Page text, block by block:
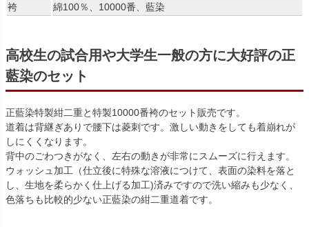
袴
綿100％、10000番、藍染
高校生の試合用や大学生一般の方に大好評の正
藍染のセット
正藍染特製紺二重と特製10000番袴のセット販売です。
道着は背継ぎありで腰下は菱刺です。激しい動きをしても着崩れが
しにくくなります。
背中のごわつきがなく、左右の動きが非常にスムーズに行えます。
ウォッシュ加工（仕立後に特殊な溶液につけて、表面の染料を落と
し、生地を柔らかく仕上げる加工)済みですので洗い縮みも少なく、
色落ちも比較的少ない正藍染の紺二重道着です。